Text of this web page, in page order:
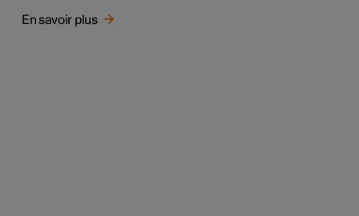
En savoir plus